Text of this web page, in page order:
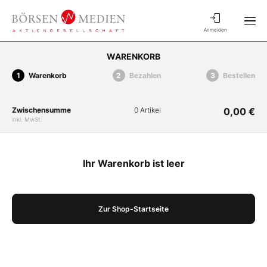
Anmelden
WARENKORB
Warenkorb Bezahlen Bestellen
Zwischensumme
inkl. MwSt.
0 Artikel 0,00 €
Ihr Warenkorb ist leer
Zur Shop-Startseite